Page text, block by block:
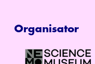
Organisator